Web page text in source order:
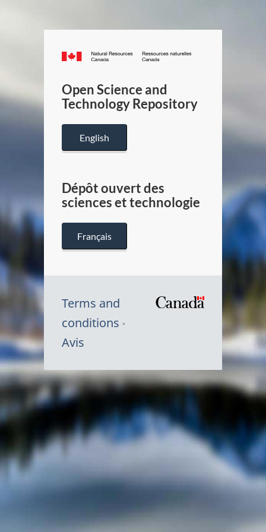
Canada.ca
/
Canada
Open Science and
Technology Repository
English
Dépôt ouvert des
sciences et technologie
Français
Terms and
conditions
Avis
Symbole
du
Canada